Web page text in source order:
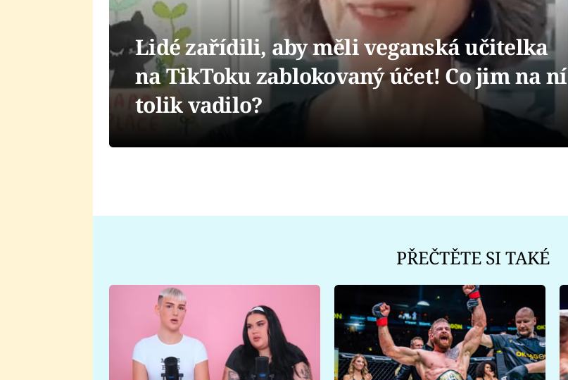
Lidé zařídili, aby měli veganská učitelka
na TikToku zablokovaný účet! Co jim na ní
tolik vadilo?
PŘEČTĚTE SI TAKÉ